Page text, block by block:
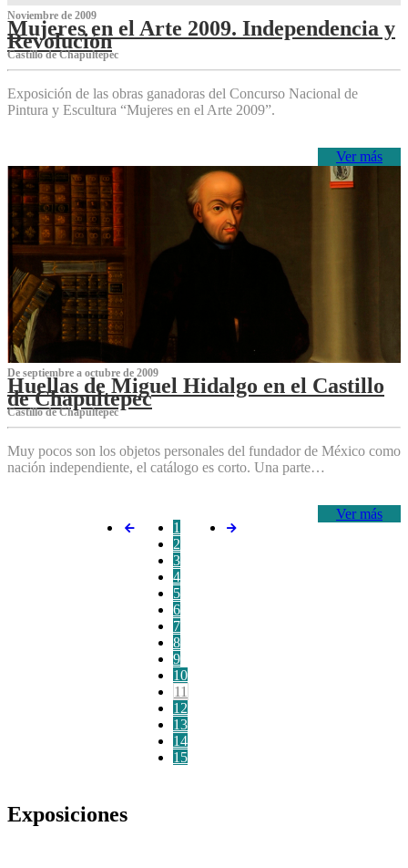
Noviembre de 2009
Mujeres en el Arte 2009. Independencia y
Revolución
Castillo de Chapultepec
Exposición de las obras ganadoras del Concurso Nacional de
Pintura y Escultura “Mujeres en el Arte 2009”.
Ver más
De septiembre a octubre de 2009
Huellas de Miguel Hidalgo en el Castillo
de Chapultepec
Castillo de Chapultepec
Muy pocos son los objetos personales del fundador de México como
nación independiente, el catálogo es corto. Una parte…
Ver más
1
2
3
4
5
6
7
8
9
10
11
12
13
14
15
Exposiciones